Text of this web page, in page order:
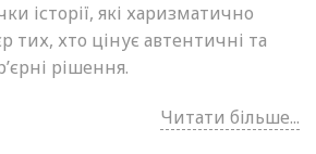
історії, які харизматично
тих, хто цінує автентичні та
рішення.
Читати більше...